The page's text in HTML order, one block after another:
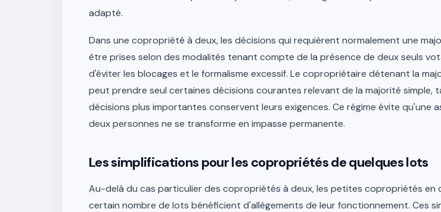
adapté.
Dans une copropriété à deux, les décisions qui requièrent normalement une
être prises selon des modalités tenant compte de la présence de deux seuls
d'éviter les blocages et le formalisme excessif. Le copropriétaire détenant la
peut prendre seul certaines décisions courantes relevant de la majorité simple,
décisions plus importantes conservent leurs exigences. Ce régime évite qu'une
deux personnes ne se transforme en impasse permanente.
Les simplifications pour les copropriétés de quelques lots
Au-delà du cas particulier des copropriétés à deux, les petites copropriétés en
certain nombre de lots bénéficient d'allègements de leur fonctionnement. Ces